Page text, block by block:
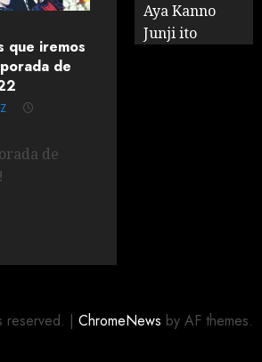
que iremos
de
de
Aya Kanno
Junji ito
reserved. | ChromeNews by AF themes.